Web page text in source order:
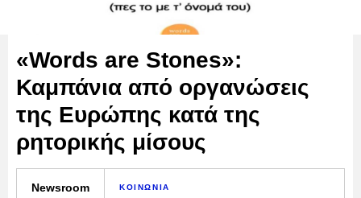
«Words are Stones»:
Καμπάνια από οργανώσεις
της Ευρώπης κατά της
ρητορικής μίσους
Newsroom ΚΟΙΝΩΝΙΑ